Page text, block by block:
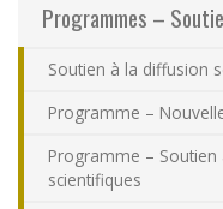
Nous joindre
Plan du site
Accessibilité
Programmes –
Soutien à la diffusion
Programme –
Programme – Soutien
scientifiques